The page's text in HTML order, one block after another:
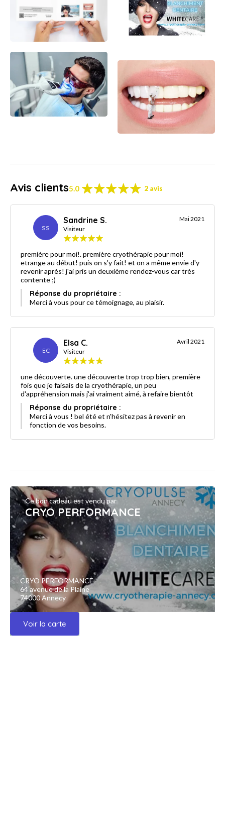
Avis clients5.0 2 avis
SS
Sandrine S.
Visiteur
Mai 2021
première pour moi!. première cryothérapie pour moi!
etrange au début! puis on s'y fait! et on a même envie d'y
revenir après! j'ai pris un deuxième rendez-vous car très
contente ;)
Réponse du propriétaire :
Merci à vous pour ce témoignage, au plaisir.
EC
Elsa C.
Visiteur
Avril 2021
une découverte. une découverte trop trop bien, première
fois que je faisais de la cryothérapie, un peu
d'appréhension mais j'ai vraiment aimé, à refaire bientôt
Réponse du propriétaire :
Merci à vous ! bel été et n'hésitez pas à revenir en
fonction de vos besoins.
Ce bon cadeau est vendu par
CRYO PERFORMANCE
CRYO PERFORMANCE
64 avenue de la Plaine
74000 Annecy
Voir la carte